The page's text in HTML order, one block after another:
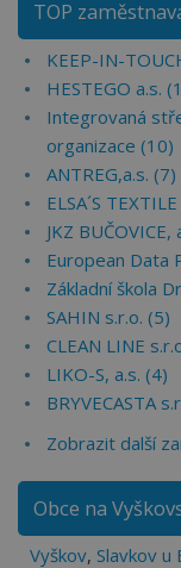
TOP
KEEP-IN-
HESTEGO a.s.
Integrovaná
organizace (10)
ANTREG,a.s. (7)
ELSA´S
JKZ BUČOVICE,
European Data
Základní škola
SAHIN s.r.o. (5)
CLEAN LINE
LIKO-S, a.s. (4)
BRYVECASTA
Zobrazit další
Obce na
Vyškov, Slavkov u